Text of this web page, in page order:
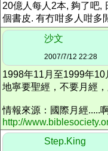
20億人每人2本, 夠了吧,
個書皮. 有冇咁多人咁多
沙文
2007/7/12 22:28
1998年11月至1999年
地寧要聖經，不要月經
情報來源：國際月經.....
http://
Step.King